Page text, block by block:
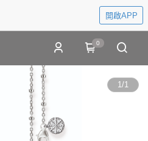
開啟APP
0
1/1